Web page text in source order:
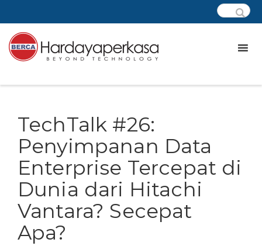
TechTalk #26:
Penyimpanan Data
Enterprise Tercepat di
Dunia dari Hitachi
Vantara? Secepat
Apa?